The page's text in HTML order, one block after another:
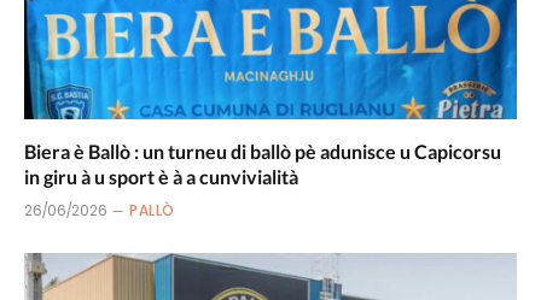
Biera è Ballò : un turneu di ballò pè adunisce u Capicorsu
in giru à u sport è à a cunvivialità
26/06/2026 PALLÒ